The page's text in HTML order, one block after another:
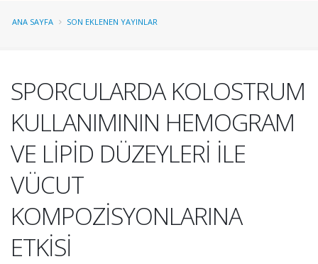
ANA SAYFA SON EKLENEN YAYINLAR
SPORCULARDA KOLOSTRUM
KULLANIMININ HEMOGRAM
VE LİPİD DÜZEYLERİ İLE
VÜCUT
KOMPOZİSYONLARINA
ETKİSİ